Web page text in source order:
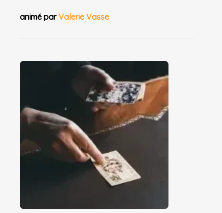
animé parValerie Vasse